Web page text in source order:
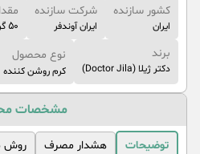
کشور سازنده
ایران
شرکت سازنده
ایران آوندفر 50 گرم
برند
دکتر ژیلا (Doctor Jila)
نوع محصول
کرم روشن کننده
مشخصات
توضیحات هشدار مصرف روش